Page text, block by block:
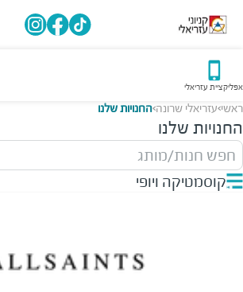
אפליקציית עזריאלי
ראשי>עזריאלי שרונה>החנויות שלנו
החנויות שלנו
חפש חנות/מותג
קוסמטיקה ויופי